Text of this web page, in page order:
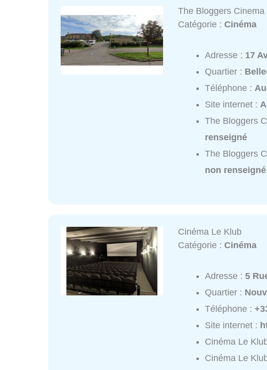
The Bloggers Cinema
Catégorie :Cinéma
Adresse : 17
Quartier :
Téléphone :
Site internet :
The Bloggers
renseigné
The Bloggers
non renseigné
Cinéma Le Klub
Catégorie :Cinéma
Adresse :5
Quartier :
Téléphone :
Site internet :
Cinéma Le
Cinéma Le